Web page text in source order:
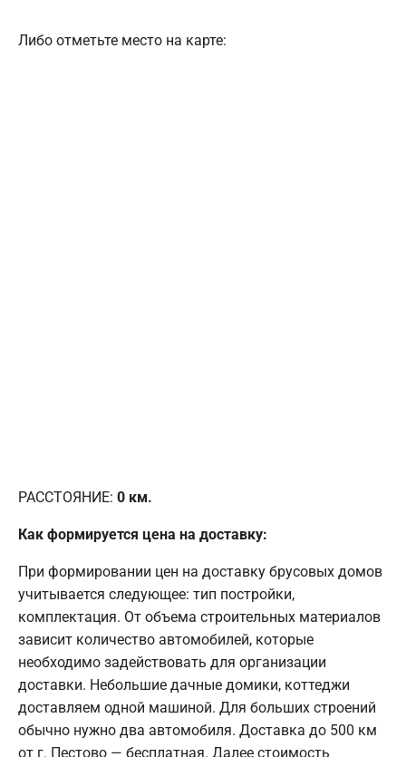
Либо отметьте место на карте:
РАССТОЯНИЕ: 0 км.
Как формируется цена на доставку:
При формировании цен на доставку брусовых домов
учитывается следующее: тип постройки,
комплектация. От объема строительных материалов
зависит количество автомобилей, которые
необходимо задействовать для организации
доставки. Небольшие дачные домики, коттеджи
доставляем одной машиной. Для больших строений
обычно нужно два автомобиля. Доставка до 500 км
от г. Пестово — бесплатная. Далее стоимость